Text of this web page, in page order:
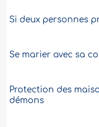
Si deux personnes
Se marier avec sa
Protection des
démons